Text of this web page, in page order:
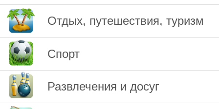
Отдых, путешествия, туризм
Спорт
Развлечения и досуг